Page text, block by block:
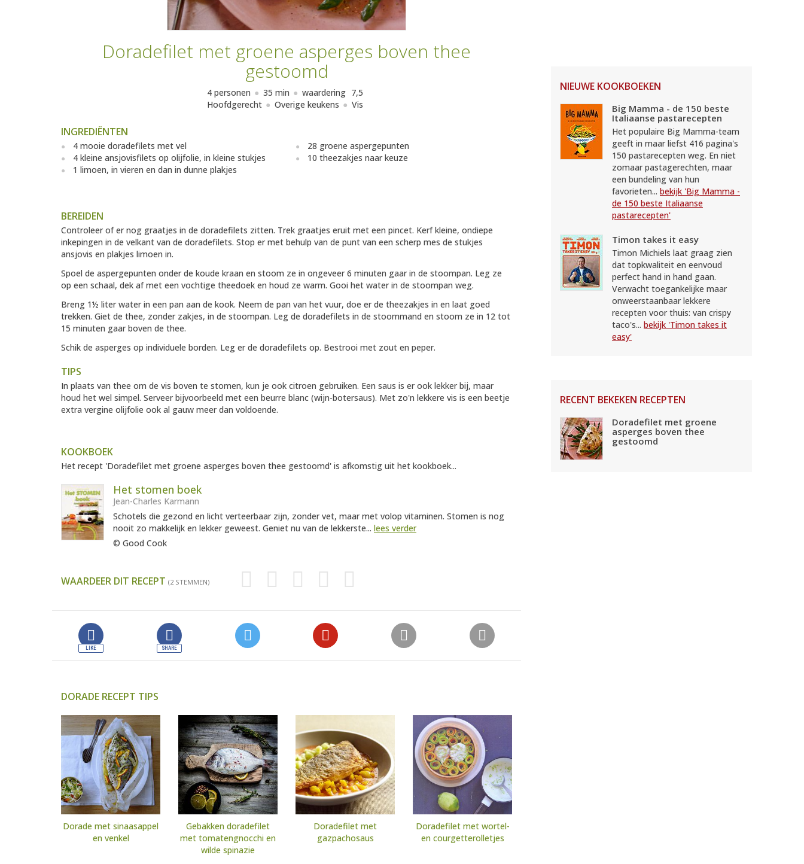
Doradefilet met groene asperges boven thee
gestoomd
4 personen 35 min waardering 7,5
Hoofdgerecht
Overige keukens Vis
INGREDIËNTEN
4 mooie doradefilets met vel
4 kleine ansjovisfilets op olijfolie, in kleine stukjes
1 limoen, in vieren en dan in dunne plakjes
28 groene aspergepunten
10 theezakjes naar keuze
BEREIDEN
Controleer of er nog graatjes in de doradefilets zitten. Trek graatjes eruit met een pincet. Kerf kleine, ondiepe
inkepingen in de velkant van de doradefilets. Stop er met behulp van de punt van een scherp mes de stukjes
ansjovis en plakjes limoen in.
Spoel de aspergepunten onder de koude kraan en stoom ze in ongeveer 6 minuten gaar in de stoompan. Leg ze
op een schaal, dek af met een vochtige theedoek en houd ze warm. Gooi het water in de stoompan weg.
Breng 1½ liter water in een pan aan de kook. Neem de pan van het vuur, doe er de theezakjes in en laat goed
trekken. Giet de thee, zonder zakjes, in de stoompan. Leg de doradefilets in de stoommand en stoom ze in 12 tot
15 minuten gaar boven de thee.
Schik de asperges op individuele borden. Leg er de doradefilets op. Bestrooi met zout en peper.
TIPS
In plaats van thee om de vis boven te stomen, kun je ook citroen gebruiken. Een saus is er ook lekker bij, maar
houd het wel simpel. Serveer bijvoorbeeld met een beurre blanc (wijn-botersaus). Met zo'n lekkere vis is een beetje
extra vergine olijfolie ook al gauw meer dan voldoende.
KOOKBOEK
Het recept 'Doradefilet met groene asperges boven thee gestoomd' is afkomstig uit het kookboek...
Het stomen boek
Jean-Charles Karmann
Schotels die gezond en licht verteerbaar zijn, zonder vet, maar met volop vitaminen. Stomen is nog
nooit zo makkelijk en lekker geweest. Geniet nu van de lekkerste... lees verder
© Good Cook
WAARDEER DIT RECEPT (2 STEMMEN)
DORADE RECEPT TIPS
Dorade met sinaasappel
en venkel
Gebakken doradefilet
met tomatengnocchi en
wilde spinazie
Doradefilet met
gazpachosaus
Doradefilet met wortel-
en courgetterolletjes
NIEUWE KOOKBOEKEN
Big Mamma - de 150 beste
Italiaanse pastarecepten
Het populaire Big Mamma-team
geeft in maar liefst 416 pagina's
150 pastarecepten weg. En niet
zomaar pastagerechten, maar
een bundeling van hun
favorieten... bekijk 'Big Mamma -
de 150 beste Italiaanse
pastarecepten'
Timon takes it easy
Timon Michiels laat graag zien
dat topkwaliteit en eenvoud
perfect hand in hand gaan.
Verwacht toegankelijke maar
onweerstaanbaar lekkere
recepten voor thuis: van crispy
taco's... bekijk 'Timon takes it
easy'
RECENT BEKEKEN RECEPTEN
Doradefilet met groene
asperges boven thee
gestoomd